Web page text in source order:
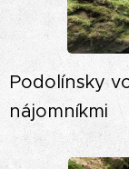
Podolínsky
nájomníkmi